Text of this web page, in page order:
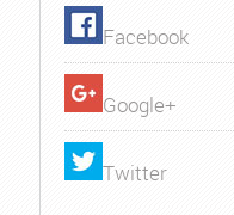
Facebook
Google+
Twitter